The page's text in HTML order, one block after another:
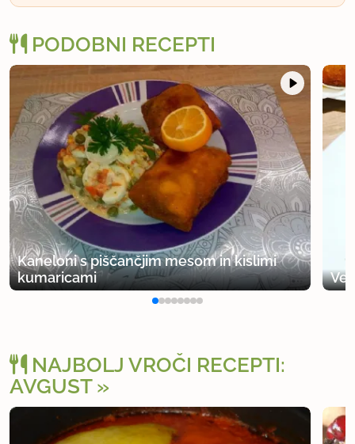
PODOBNI RECEPTI
Kaneloni s piščančjim mesom in kislimi
kumaricami
NAJBOLJ VROČI RECEPTI:
AVGUST